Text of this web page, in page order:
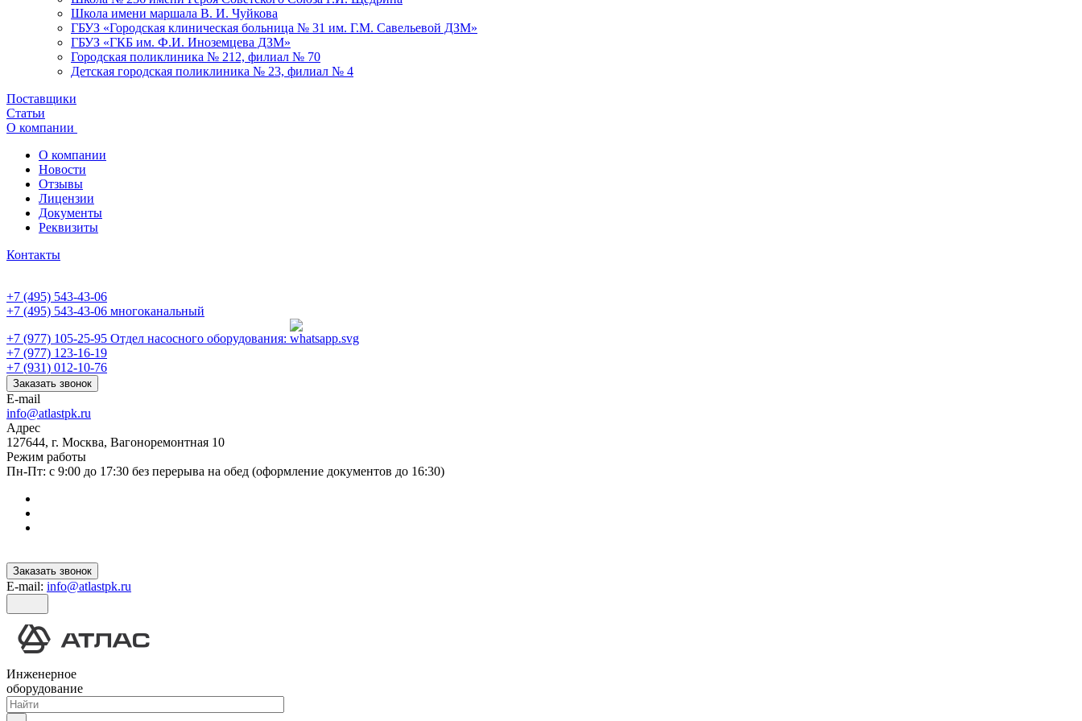
Школа имени маршала В. И. Чуйкова
ГБУЗ «Городская клиническая больница № 31 им. Г.М. Савельевой ДЗМ»
ГБУЗ «ГКБ им. Ф.И. Иноземцева ДЗМ»
Городская поликлиника № 212, филиал № 70
Детская городская поликлиника № 23, филиал № 4
Поставщики
Статьи
О компании
О компании
Новости
Отзывы
Лицензии
Документы
Реквизиты
Контакты
+7 (495) 543-43-06
+7 (495) 543-43-06 многоканальный
+7 (977) 105-25-95 Отдел насосного оборудования:
+7 (977) 123-16-19
+7 (931) 012-10-76
Заказать звонок
E-mail
info@atlastpk.ru
Адрес
127644, г. Москва, Вагоноремонтная 10
Режим работы
Пн-Пт: с 9:00 до 17:30 без перерыва на обед (оформление документов до 16:30)
Заказать звонок
E-mail: info@atlastpk.ru
Инженерное
оборудование